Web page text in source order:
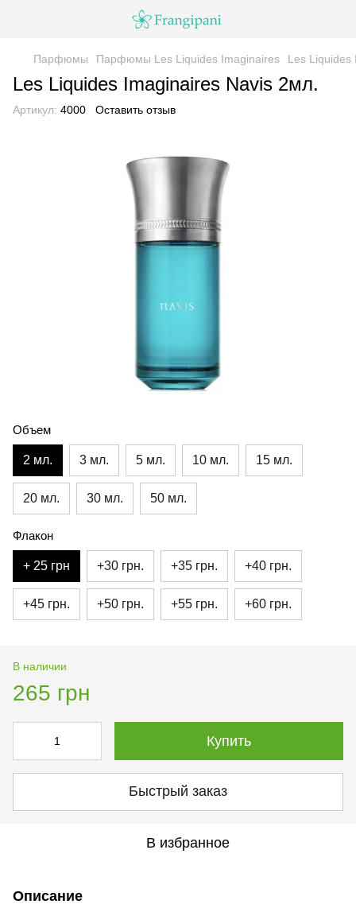
Парфюмы Парфюмы Les Liquides Imaginaires Les Liquides
Les Liquides Imaginaires Navis 2мл.
Артикул: 4000 Оставить отзыв
Объем
2 мл. 3 мл. 5 мл. 10 мл. 15 мл.
20 мл. 30 мл. 50 мл.
Флакон
+ 25 грн +30 грн. +35 грн. +40 грн.
+45 грн. +50 грн. +55 грн. +60 грн.
В наличии
265 грн
Купить
Быстрый заказ
В избранное
Описание